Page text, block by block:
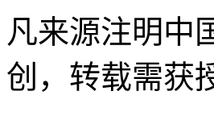
凡来源注明中
创，转载需获